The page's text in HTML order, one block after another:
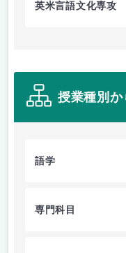
英米言語文化専攻
授業種別
語学
専門科目